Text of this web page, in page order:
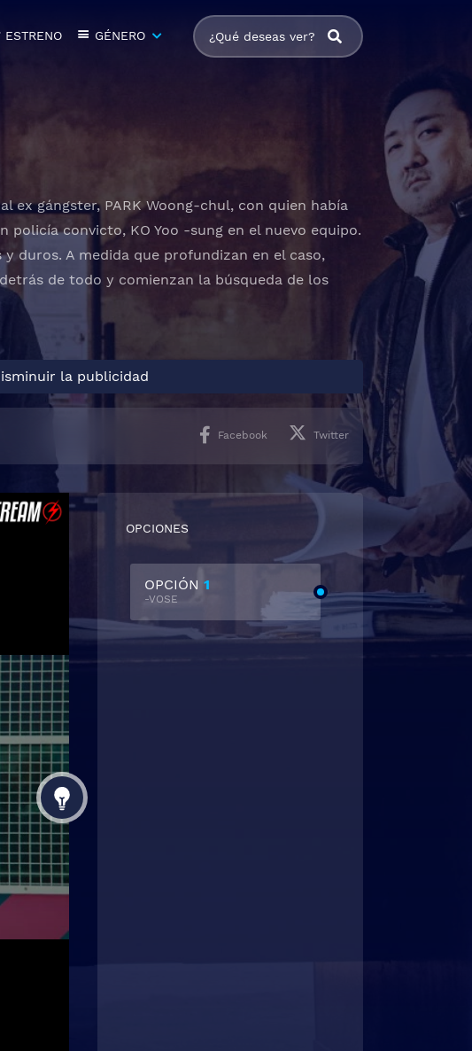
ESTRENO GÉNERO
ex gángster, PARK Woong-chul, con quien había
convicto, KO Yoo -sung en el nuevo equipo.
duros. A medida que profundizan en el caso,
de todo y comienzan la búsqueda de los
la publicidad
Facebook Twitter
OPCIONES
OPCIÓN 1
-VOSE